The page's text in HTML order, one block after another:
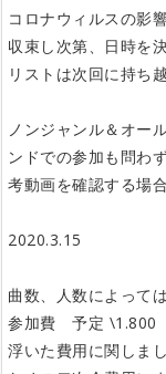
コロナウィルスの影
収束し次第、日時を
リストは次回に持ち
ノンジャンル＆オー
ンドでの参加も問わ
考動画を確認する場
2020.3.15
曲数、人数によって
参加費 予定 \1.800
浮いた費用に関しま